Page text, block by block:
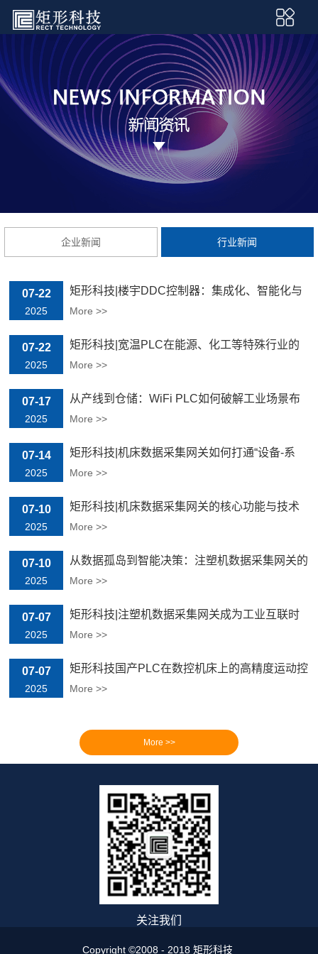
企业新闻 行业新闻
07-22
2025
矩形科技|楼宇DDC控制器：集成化、智能化与
边缘计算能力探讨
More >>
07-22
2025
矩形科技|宽温PLC在能源、化工等特殊行业的
应用价值
More >>
07-17
2025
从产线到仓储：WiFi PLC如何破解工业场景布
线焦虑
More >>
07-14
2025
矩形科技|机床数据采集网关如何打通“设备-系
统”数据孤岛
More >>
07-10
2025
矩形科技|机床数据采集网关的核心功能与技术
架构详解
More >>
07-10
2025
从数据孤岛到智能决策：注塑机数据采集网关的
落地实战指南
More >>
07-07
2025
矩形科技|注塑机数据采集网关成为工业互联时
代的“神经中枢"
More >>
07-07
2025
矩形科技国产PLC在数控机床上的高精度运动控
制应用
More >>
关注我们
Copyright ©2008 - 2018 矩形科技